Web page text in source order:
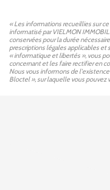
« Les informations recueillies sur
informatisé par VIELMON
conservées pour la durée
prescriptions légales applicables
« informatique et libertés », vous
concernant et les faire rectifier en
Nous vous informons de
Bloctel », sur laquelle vous pouvez